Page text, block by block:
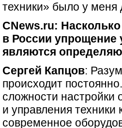
техники» было у
CNews.ru:
в России
являются
Сергей Капцов:
происходит
сложности настройки
и управления
современное